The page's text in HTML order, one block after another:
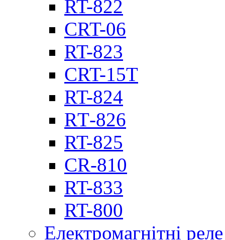
RT-822
CRT-06
RT-823
CRT-15T
RT-824
RТ-826
RT-825
CR-810
RT-833
RT-800
Електромагнітні